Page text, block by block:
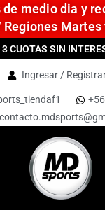
medio dia y
Regiones
CUOTAS SIN
Ingresar /